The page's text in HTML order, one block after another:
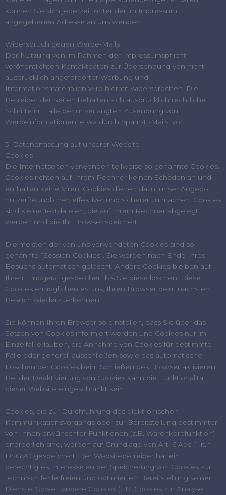
können Sie sich jederzeit unter der im Impressum
angegebenen Adresse an uns wenden.
Widerspruch gegen Werbe-Mails
Der Nutzung von im Rahmen der Impressumspflicht
veröffentlichten Kontaktdaten zur Übersendung von nicht
ausdrücklich angeforderter Werbung und
Informationsmaterialien wird hiermit widersprochen. Die
Betreiber der Seiten behalten sich ausdrücklich rechtliche
Schritte im Falle der unverlangten Zusendung von
Werbeinformationen, etwa durch Spam-E-Mails, vor.
3. Datenerfassung auf unserer Website
Cookies
Die Internetseiten verwenden teilweise so genannte Cookies.
Cookies richten auf Ihrem Rechner keinen Schaden an und
enthalten keine Viren. Cookies dienen dazu, unser Angebot
nutzerfreundlicher, effektiver und sicherer zu machen. Cookies
sind kleine Textdateien, die auf Ihrem Rechner abgelegt
werden und die Ihr Browser speichert.
Die meisten der von uns verwendeten Cookies sind so
genannte “Session-Cookies”. Sie werden nach Ende Ihres
Besuchs automatisch gelöscht. Andere Cookies bleiben auf
Ihrem Endgerät gespeichert bis Sie diese löschen. Diese
Cookies ermöglichen es uns, Ihren Browser beim nächsten
Besuch wiederzuerkennen.
Sie können Ihren Browser so einstellen, dass Sie über das
Setzen von Cookies informiert werden und Cookies nur im
Einzelfall erlauben, die Annahme von Cookies für bestimmte
Fälle oder generell ausschließen sowie das automatische
Löschen der Cookies beim Schließen des Browser aktivieren.
Bei der Deaktivierung von Cookies kann die Funktionalität
dieser Website eingeschränkt sein.
Cookies, die zur Durchführung des elektronischen
Kommunikationsvorgangs oder zur Bereitstellung bestimmter,
von Ihnen erwünschter Funktionen (z.B. Warenkorbfunktion)
erforderlich sind, werden auf Grundlage von Art. 6 Abs. 1 lit. f
DSGVO gespeichert. Der Websitebetreiber hat ein
berechtigtes Interesse an der Speicherung von Cookies zur
technisch fehlerfreien und optimierten Bereitstellung seiner
Dienste. Soweit andere Cookies (z.B. Cookies zur Analyse